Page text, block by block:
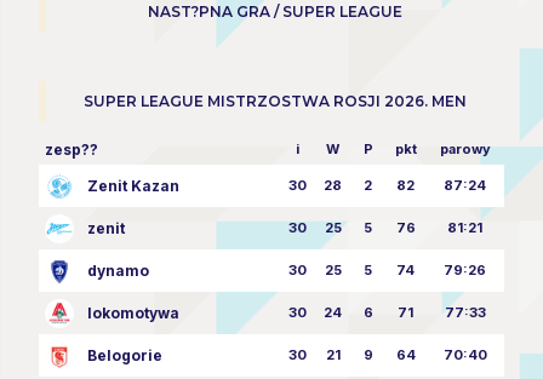
NAST?PNA GRA / SUPER LEAGUE
SUPER LEAGUE MISTRZOSTWA ROSJI 2026. MEN
zesp?? i W P pkt parowy
Zenit Kazan 30 28 2 82 87:24
zenit 30 25 5 76 81:21
dynamo 30 25 5 74 79:26
lokomotywa 30 24 6 71 77:33
Belogorie 30 21 9 64 70:40